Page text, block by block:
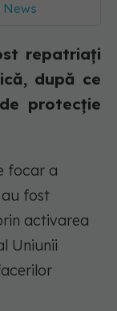
News
repatriați
după ce
protecție
focar a
fost
activarea
Uniunii